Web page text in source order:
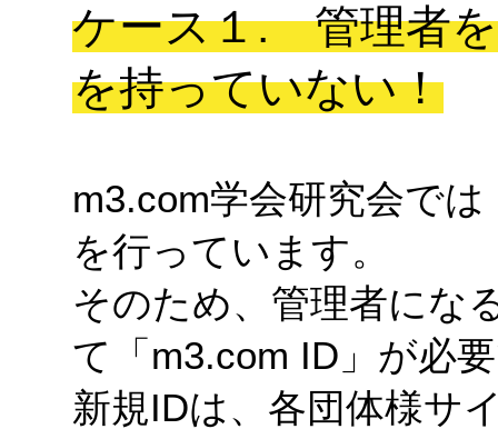
ケース１. 管理者
を持っていない！
m3.com学会研究会で
を行っています。
そのため、管理者にな
て「m3.com ID」が必
新規IDは、各団体様サ